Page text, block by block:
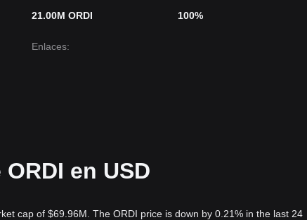
21.00M ORDI
100%
Enlaces:
en USD
cap of $69.96M. The ORDI price is down by 0.21% in the last 24